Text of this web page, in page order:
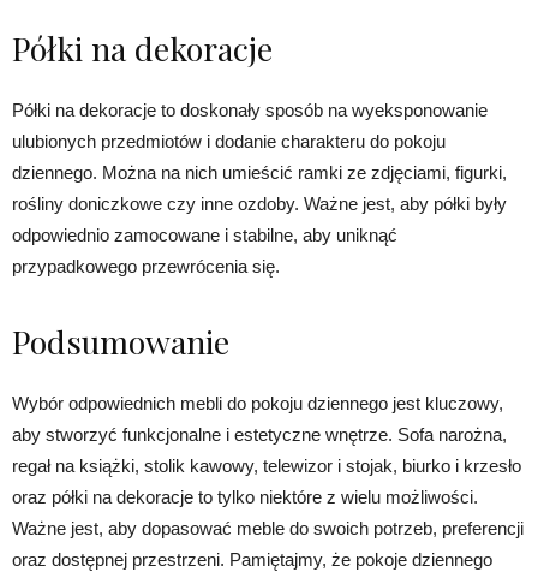
Półki na dekoracje
Półki na dekoracje to doskonały sposób na wyeksponowanie
ulubionych przedmiotów i dodanie charakteru do pokoju
dziennego. Można na nich umieścić ramki ze zdjęciami, figurki,
rośliny doniczkowe czy inne ozdoby. Ważne jest, aby półki były
odpowiednio zamocowane i stabilne, aby uniknąć
przypadkowego przewrócenia się.
Podsumowanie
Wybór odpowiednich mebli do pokoju dziennego jest kluczowy,
aby stworzyć funkcjonalne i estetyczne wnętrze. Sofa narożna,
regał na książki, stolik kawowy, telewizor i stojak, biurko i krzesło
oraz półki na dekoracje to tylko niektóre z wielu możliwości.
Ważne jest, aby dopasować meble do swoich potrzeb, preferencji
oraz dostępnej przestrzeni. Pamiętajmy, że pokoje dziennego